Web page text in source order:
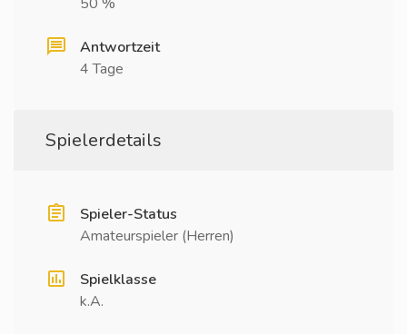
Antwortzeit
4 Tage
Spielerdetails
Spieler-Status
Amateurspieler (Herren)
Spielklasse
k.A.